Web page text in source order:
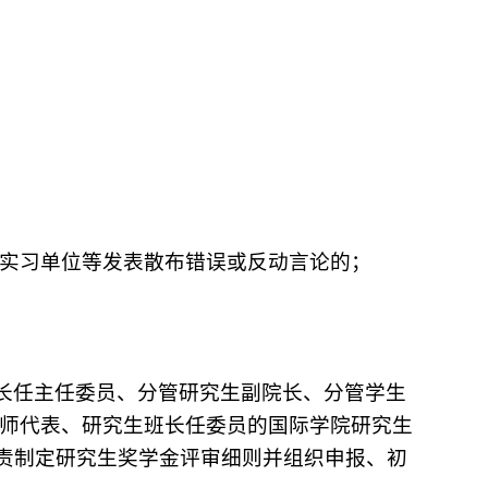
习单位等发表散布错误或反动言论的；
主任委员、分管研究生副院长、分管学生
代表、研究生班长任委员的国际学院研究生
制定研究生奖学金评审细则并组织申报、初